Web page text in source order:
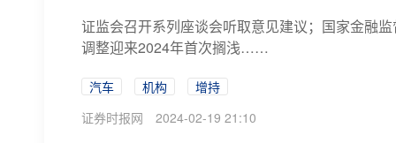
证监会召开系列座谈会听取意见建议；国家金融
调整迎来2024年首次搁浅……
汽车 机构
增持
证券时报网
2024-02-19 21:10